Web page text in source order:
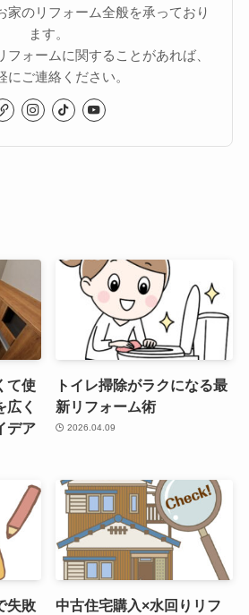
家のリフォーム全般を承っており
ます。
フォームに関することがあれば、
にご連絡ください。
て使
広く
デア
トイレ掃除がラクになる最
新リフォーム術
2026.04.09
失敗 中古住宅購入×水回りリフ